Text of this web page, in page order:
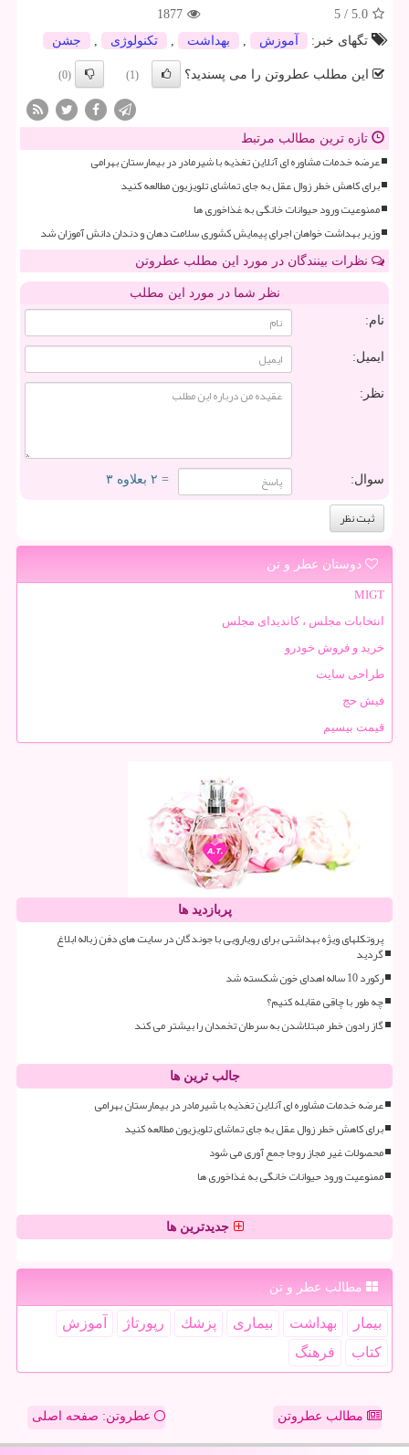
5.0
/
5
1877
تگهای خبر:
آموزش , بهداشت , تكنولوژی , جشن
این مطلب عطروتن را می پسندید؟ (1)
(0)
تازه ترین مطالب مرتبط
عرضه خدمات مشاوره ای آنلاین تغذیه با شیرمادر در بیمارستان بهرامی
برای کاهش خطر زوال عقل به جای تماشای تلویزیون مطالعه کنید
ممنوعیت ورود حیوانات خانگی به غذاخوری ها
وزیر بهداشت خواهان اجرای پیمایش کشوری سلامت دهان و دندان دانش آموزان شد
نظرات بینندگان در مورد این مطلب عطروتن
نظر شما در مورد این مطلب
نام:
ایمیل:
نظر:
سوال: = ۲ بعلاوه ۳
دوستان عطر و تن
MIGT
انتخابات مجلس ، کاندیدای مجلس
خرید و فروش خودرو
طراحی سایت
فیش حج
قیمت بیسیم
پربازدید ها
پروتکلهای ویژه بهداشتی برای رویارویی با جوندگان در سایت های دفن زباله ابلاغ
گردید
رکورد 10 ساله اهدای خون شکسته شد
چه طور با چاقی مقابله کنیم؟
گاز رادون خطر مبتلاشدن به سرطان تخمدان را بیشتر می کند
جالب ترین ها
عرضه خدمات مشاوره ای آنلاین تغذیه با شیرمادر در بیمارستان بهرامی
برای کاهش خطر زوال عقل به جای تماشای تلویزیون مطالعه کنید
محصولات غیر مجاز روجا جمع آوری می شود
ممنوعیت ورود حیوانات خانگی به غذاخوری ها
جدیدترین ها
مطالب عطر و تن
بیمار بهداشت بیماری پزشك رپورتاژ
آموزش
كتاب
فرهنگ
مطالب عطروتن عطروتن: صفحه اصلی